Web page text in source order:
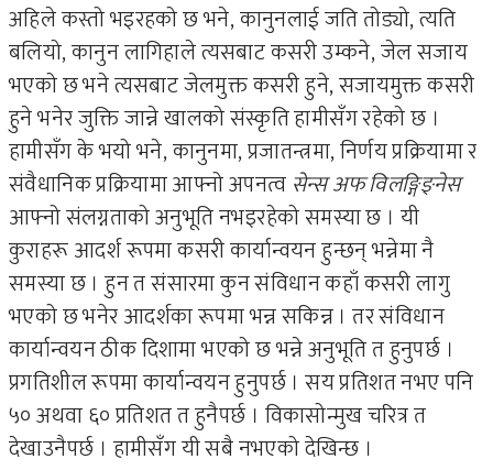
अहिले कस्तो भइरहको छ भने, कानुनलाई जति तोड्यो, त्यति
बलियो, कानुन लागिहाले त्यसबाट कसरी उम्कने, जेल सजाय
भएको छ भने त्यसबाट जेलमुक्त कसरी हुने, सजायमुक्त कसरी
हुने भनेर जुक्ति जान्ने खालको संस्कृति हामीसँग रहेको छ ।
हामीसँग के भयो भने, कानुनमा, प्रजातन्त्रमा, निर्णय प्रक्रियामा र
संवैधानिक प्रक्रियामा आफ्नो अपनत्व सेन्स अफ विलङ्गिङ्नेस
आफ्नो संलग्नताको अनुभूति नभइरहेको समस्या छ । यी
कुराहरू आदर्श रूपमा कसरी कार्यान्वयन हुन्छन् भन्नेमा नै
समस्या छ । हुन त संसारमा कुन संविधान कहाँ कसरी लागु
भएको छ भनेर आदर्शका रूपमा भन्न सकिन्न । तर संविधान
कार्यान्वयन ठीक दिशामा भएको छ भन्ने अनुभूति त हुनुपर्छ ।
प्रगतिशील रूपमा कार्यान्वयन हुनुपर्छ । सय प्रतिशत नभए पनि
५० अथवा ६० प्रतिशत त हुनैपर्छ । विकासोन्मुख चरित्र त
देखाउनैपर्छ । हामीसँग यी सबै नभएको देखिन्छ ।